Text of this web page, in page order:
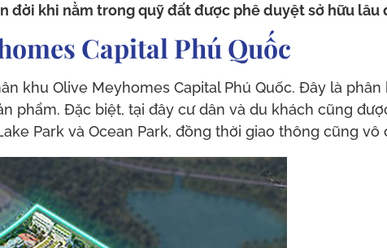
đời khi nằm trong quỹ đất được phê duyệt sở hữu lâu
Capital Phú Quốc
khu Olive Meyhomes Capital Phú Quốc. Đây là
phẩm. Đặc biệt, tại đây cư dân và du khách cũng
Park và Ocean Park, đồng thời giao thông cũng vô